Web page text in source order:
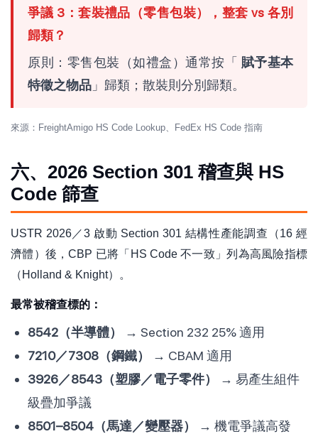
爭議 3：套裝禮品（零售包裝），整套 vs 各別
歸類？
原則：零售包裝（如禮盒）通常按「 賦予基本
特徵之物品 」歸類；散裝則分別歸類。
來源：FreightAmigo HS Code Lookup、FedEx HS Code 指南
六、2026 Section 301 稽查與 HS
Code 篩查
USTR 2026／3 啟動 Section 301 結構性產能調查（16 經
濟體）後，CBP 已將「HS Code 不一致」列為高風險指標
（Holland & Knight）。
最常被稽查標的：
8542（半導體）
→ Section 232 25% 適用
7210／7308（鋼鐵）
→ CBAM 適用
3926／8543（塑膠／電子零件）
→ 易產生組件
級疊加爭議
8501–8504（馬達／變壓器）
→ 機電爭議高發